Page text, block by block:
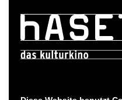
Deine Nachricht*